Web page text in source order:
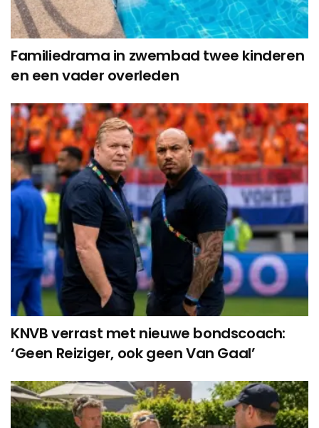
Familiedrama in zwembad twee kinderen
en een vader overleden
KNVB verrast met nieuwe bondscoach:
‘Geen Reiziger, ook geen Van Gaal’